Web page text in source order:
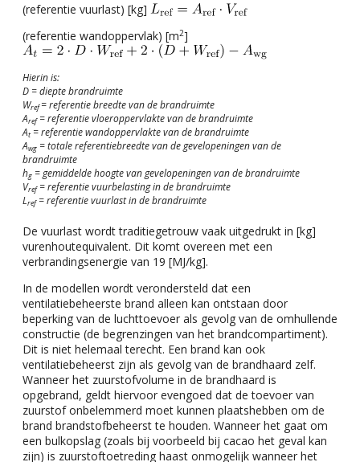
(referentie vuurlast) [kg]
(referentie wandoppervlak) [m2]
Hierin is:
D = diepte brandruimte
Wref= referentie breedte van de brandruimte
Aref= referentie vloeroppervlakte van de brandruimte
At= referentie wandoppervlakte van de brandruimte
Awg = totale referentiebreedte van de gevelopeningen van de
brandruimte
hg = gemiddelde hoogte van gevelopeningen van de brandruimte
Vref= referentie vuurbelasting in de brandruimte
Lref= referentie vuurlast in de brandruimte
De vuurlast wordt traditiegetrouw vaak uitgedrukt in [kg]
vurenhoutequivalent. Dit komt overeen met een
verbrandingsenergie van 19 [MJ/kg].
In de modellen wordt verondersteld dat een
ventilatiebeheerste brand alleen kan ontstaan door
beperking van de luchttoevoer als gevolg van de omhullende
constructie (de begrenzingen van het brandcompartiment).
Dit is niet helemaal terecht. Een brand kan ook
ventilatiebeheerst zijn als gevolg van de brandhaard zelf.
Wanneer het zuurstofvolume in de brandhaard is
opgebrand, geldt hiervoor evengoed dat de toevoer van
zuurstof onbelemmerd moet kunnen plaatshebben om de
brand brandstofbeheerst te houden. Wanneer het gaat om
een bulkopslag (zoals bij voorbeeld bij cacao het geval kan
zijn) is zuurstoftoetreding haast onmogelijk wanneer het